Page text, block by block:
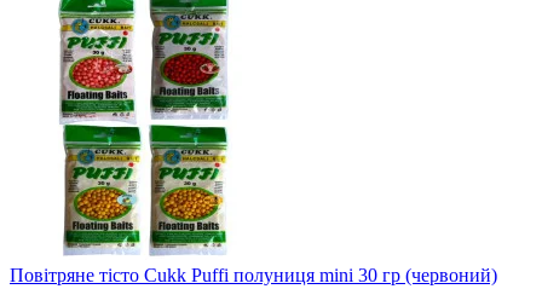
Повітряне тісто Cukk Puffi полуниця mini 30 гр (червоний)